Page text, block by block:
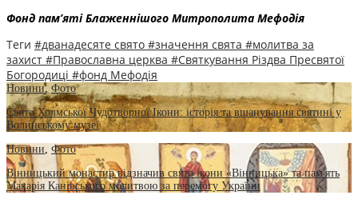
Фонд пам’яті Блаженнішого Митрополита Мефодія
Теги #дванадесяте свято #значення свята #молитва за
захист #Православна церква #Святкування Різдва Пресвятої
Богородиці #фонд Мефодія
Новини, Фото
Свято Холмської Чудотворної Ікони: історія та вшанування святині у
Волинському музеї
Новини Фото
Вінницький монастир відзначив свято ікони «Вінницька» та пам'ять
Макарія Канівського молитвою за перемогу України